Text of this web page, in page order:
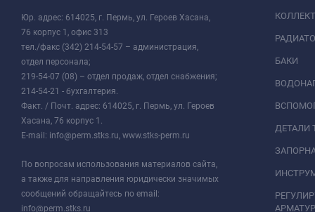
Юр. адрес: 614025, г. Пермь, ул. Героев Хасана,
76 корпус 1, офис 313
тел./факс (342) 214-54-57 – администрация,
отдел персонала;
219-54-07 (08) – отдел продаж, отдел снабжения;
214-54-21 - бухгалтерия.
Факт. / Почт. адрес: 614025, г. Пермь, ул. Героев
Хасана, 76 корпус 1.
E-mail: info@perm.stks.ru, www.stks-perm.ru
По вопросам использования материалов сайта,
а также для направления юридически значимых
сообщений обращайтесь по email:
info@perm.stks.ru
БАКИ
ДЕТАЛИ